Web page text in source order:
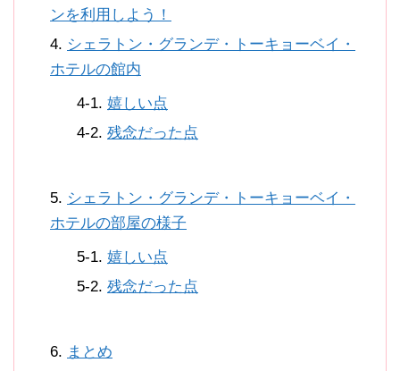
ンを利用しよう！
シェラトン・グランデ・トーキョーベイ・
ホテルの館内
嬉しい点
残念だった点
シェラトン・グランデ・トーキョーベイ・
ホテルの部屋の様子
嬉しい点
残念だった点
まとめ